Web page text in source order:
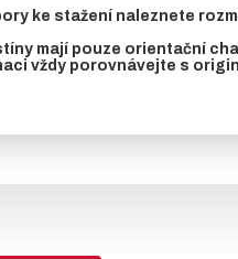
ke stažení naleznete
mají pouze orientační
vždy porovnávejte s